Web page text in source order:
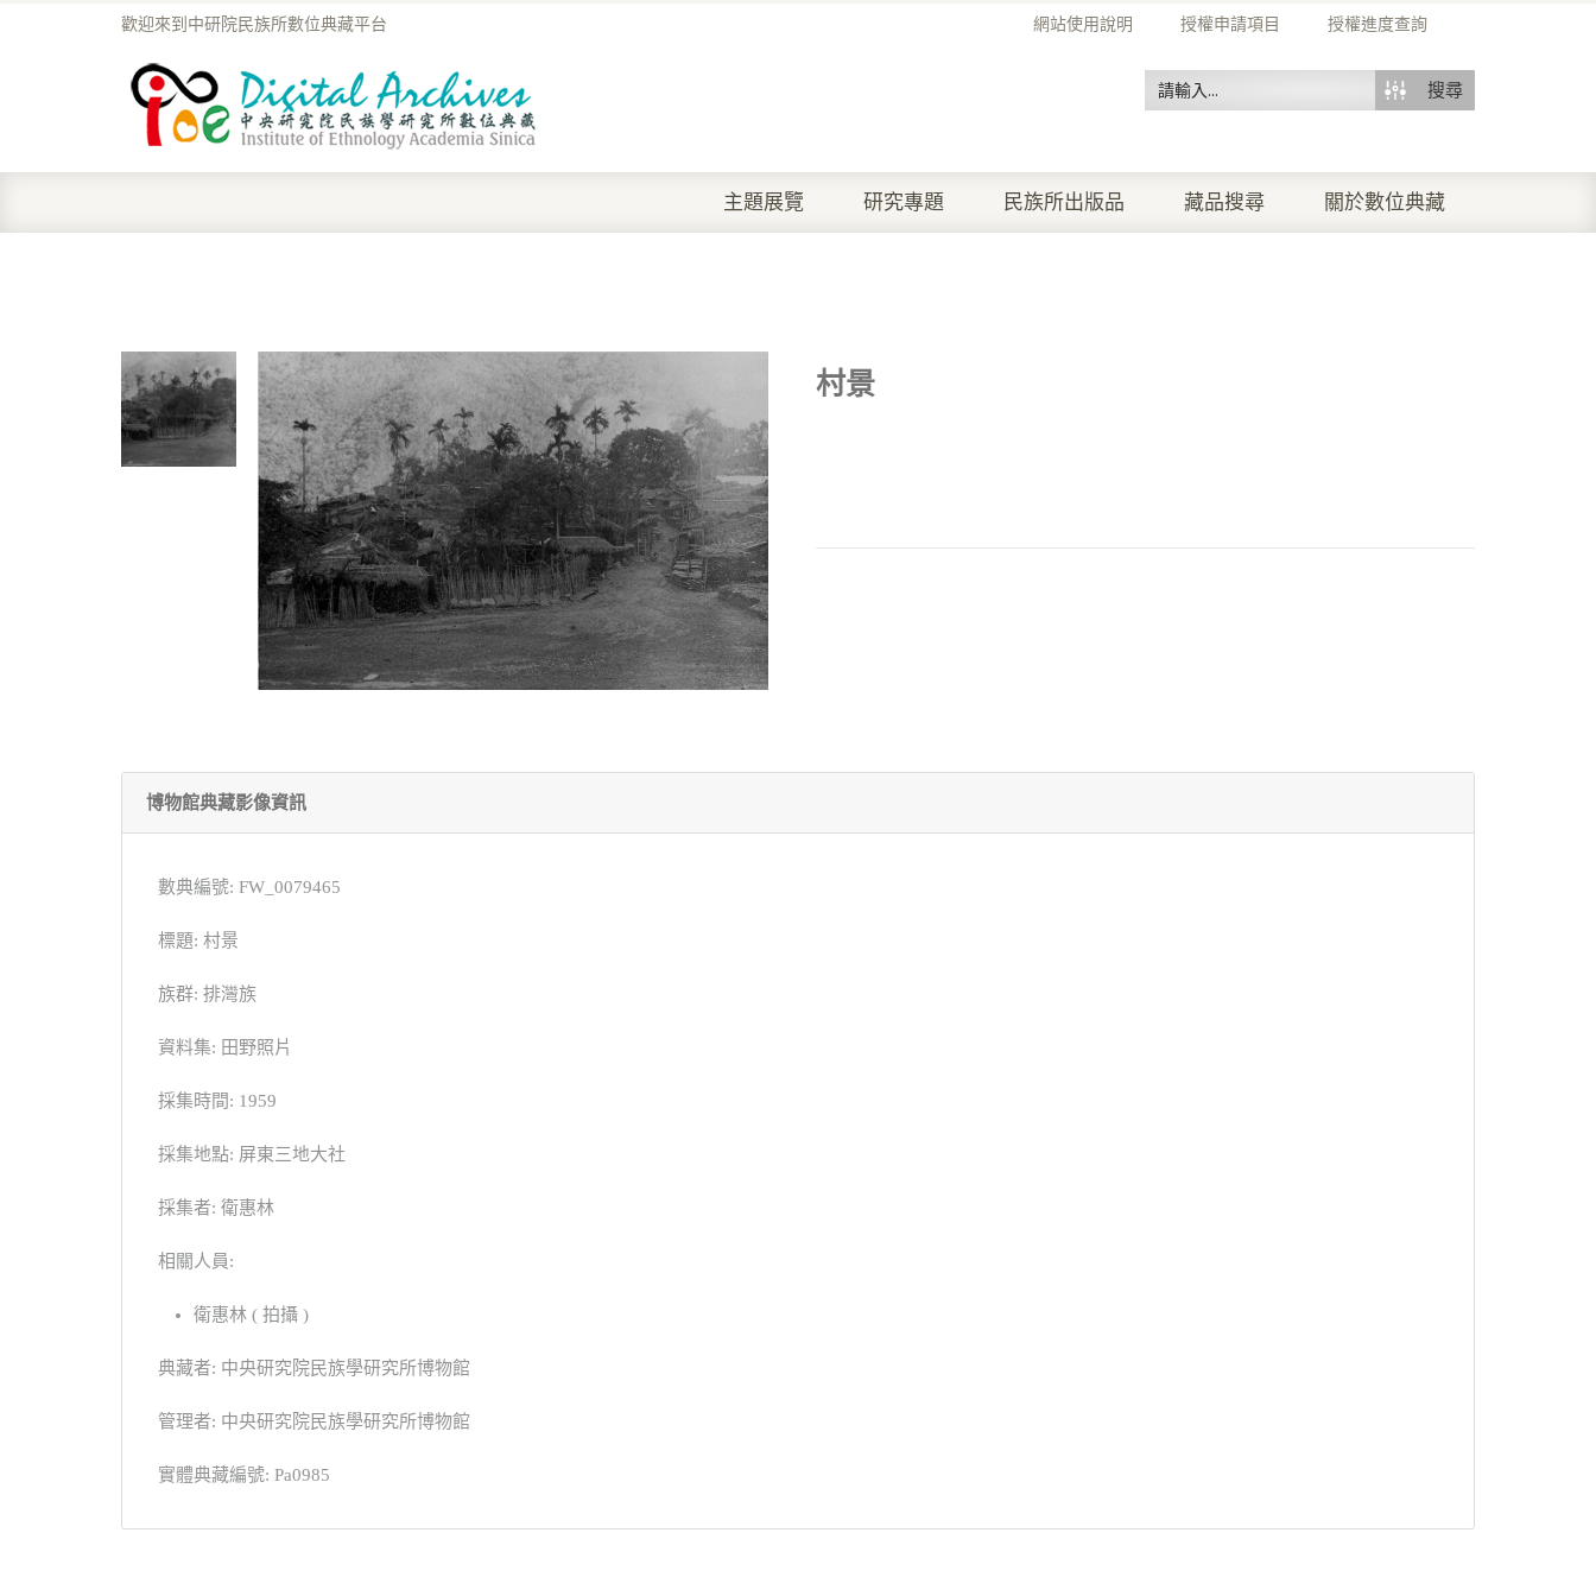
網站使用說明 授權申請項目 授權進度查詢
歡迎來到中研院民族所數位典藏平台
搜尋
主題展覽 研究專題 民族所出版品 藏品搜尋 關於數位典藏
村景
博物館典藏影像資訊
數典編號: FW_0079465
標題: 村景
族群: 排灣族
資料集: 田野照片
採集時間: 1959
採集地點: 屏東三地大社
採集者: 衛惠林
相關人員:
衛惠林 ( 拍攝 )
典藏者: 中央研究院民族學研究所博物館
管理者: 中央研究院民族學研究所博物館
實體典藏編號: Pa0985